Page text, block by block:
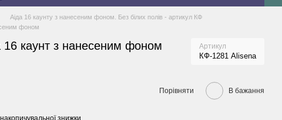
Аіда 16 каунту з нанесеним фоном. Без білих полів - артикул КФ
фоном
16 каунт з нанесеним фоном Артикул
КФ-1281 Alisena
Порівняти В бажання
знижки